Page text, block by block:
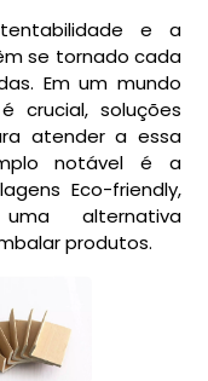
e a
se tornado cada
Em um mundo
crucial, soluções
atender a essa
notável é a
Eco-friendly,
alternativa
produtos.